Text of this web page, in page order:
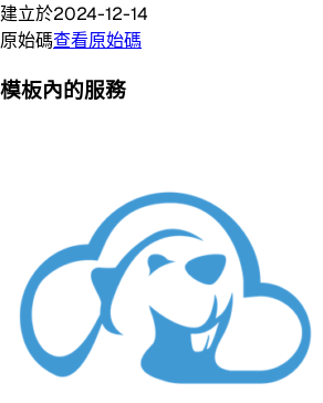
建立於2024-12-14
原始碼查看原始碼
模板內的服務